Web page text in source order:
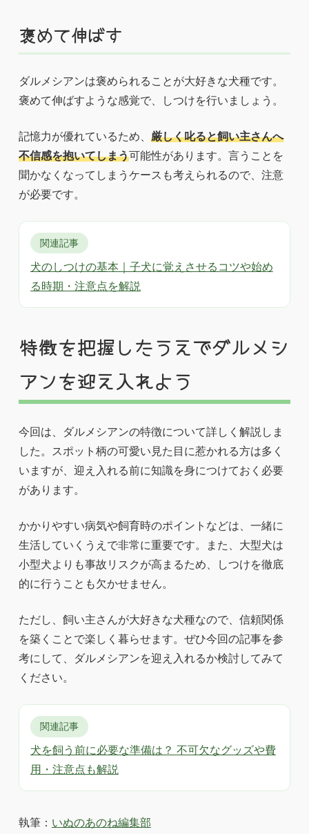
褒めて伸ばす
ダルメシアンは褒められることが大好きな犬種です。
褒めて伸ばすような感覚で、しつけを行いましょう。
記憶力が優れているため、 厳しく叱ると飼い主さんへ
不信感を抱いてしまう可能性があります。言うことを
聞かなくなってしまうケースも考えられるので、注意
が必要です。
関連記事
犬のしつけの基本｜子犬に覚えさせるコツや始め
る時期・注意点を解説
特徴を把握したうえでダルメシ
アンを迎え入れよう
今回は、ダルメシアンの特徴について詳しく解説しま
した。スポット柄の可愛い見た目に惹かれる方は多く
いますが、迎え入れる前に知識を身につけておく必要
があります。
かかりやすい病気や飼育時のポイントなどは、一緒に
生活していくうえで非常に重要です。また、大型犬は
小型犬よりも事故リスクが高まるため、しつけを徹底
的に行うことも欠かせません。
ただし、飼い主さんが大好きな犬種なので、信頼関係
を築くことで楽しく暮らせます。ぜひ今回の記事を参
考にして、ダルメシアンを迎え入れるか検討してみて
ください。
関連記事
犬を飼う前に必要な準備は？ 不可欠なグッズや費
用・注意点も解説
執筆： いぬのあのね編集部